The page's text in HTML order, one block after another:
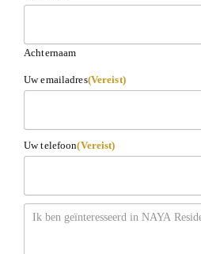
Achternaam
Uw emailadres(Vereist)
Uw telefoon(Vereist)